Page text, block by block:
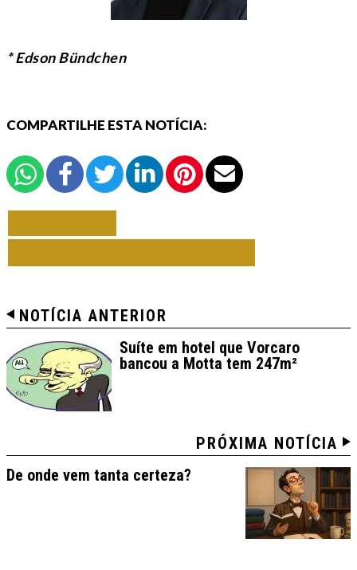
* Edson Bündchen
COMPARTILHE ESTA NOTÍCIA:
NOTÍCIA ANTERIOR
Suíte em hotel que Vorcaro
bancou a Motta tem 247m²
PRÓXIMA NOTÍCIA
De onde vem tanta certeza?